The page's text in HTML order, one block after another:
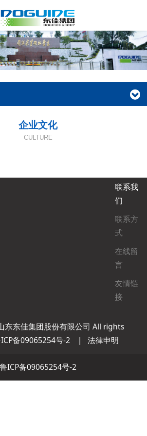
企业文化
CULTURE
联系我
们
联系方
式
在线留
言
友情链
接
东东佳集团股份有限公司 All rights
备09065254号-2｜ 法律申明
鲁ICP备09065254号-2